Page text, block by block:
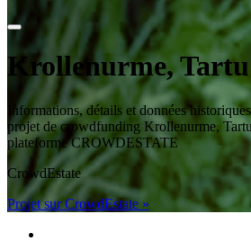
Krollenurme, Tartu
Informations, détails et données
projet de crowdfunding Krollenurme,
plateforme CROWDESTATE
CrowdEstate
Projet sur CrowdEstate »